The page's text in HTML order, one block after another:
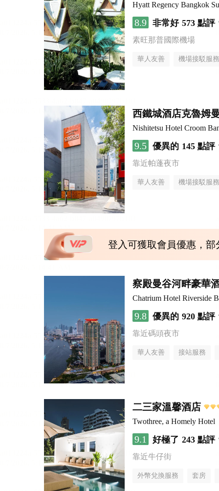
Hyatt Regency Bangkok
8.9 非常好 573 點評
素旺那普國際機場
華人友善 機場接駁服務
西鐵城酒店克魯姆
Nishitetsu Hotel Croom
9.5 優異的 145 點評
靠近帕蓬夜市
華人友善 機場接駁服務
登入可獲取會員優惠，
察殿曼谷河畔豪華
Chatrium Hotel Riverside
9.8 優異的 920 點評
靠近碼頭夜市
華人友善 接站服務
二三家溫馨酒店
Twothree, a Homely Hotel
9.1 好極了 243 點評
靠近牛仔街
外幣兌換服務 套房